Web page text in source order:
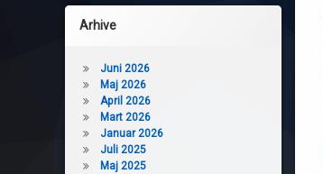
Arhive
Juni 2026
Maj 2026
April 2026
Mart 2026
Januar 2026
Juli 2025
Maj 2025